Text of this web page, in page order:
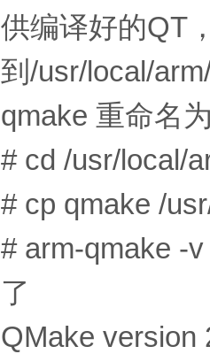
供编译好的QT
到/usr/local/
qmake 重命名
# cd /usr/local/
# cp qmake /
# arm-qmake -
了
QMake version